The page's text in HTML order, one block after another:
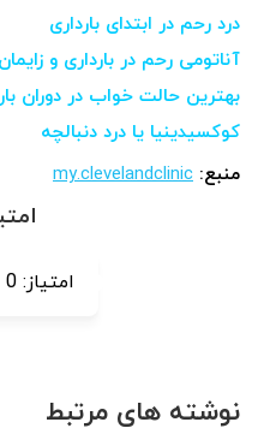
درد رحم در ابتدای بارداری
آناتومی رحم در بارداری و زایمان
بهترین حالت خواب در دوران
کوکسیدینیا یا درد دنبالچه
منبع: my.clevelandclinic
امتیاز: 0
نوشته های مرتبط